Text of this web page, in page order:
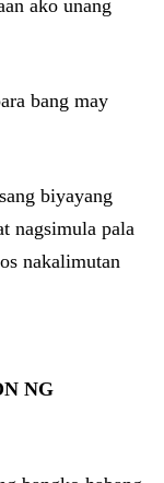
ako unang
bang may
biyayang
nagsimula pala
nakalimutan
NG